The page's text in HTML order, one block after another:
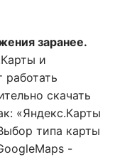
заранее.
и
скачать
«Яндекс.Карты
типа карты
-